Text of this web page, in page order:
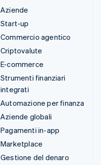
Aziende
Start-up
Commercio agentico
Criptovalute
E-commerce
Strumenti finanziari
integrati
Automazione per finanza
Aziende globali
Pagamenti in-app
Marketplace
Gestione del denaro